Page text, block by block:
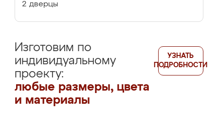
2 дверцы
Изготовим по
индивидуальному
проекту:
любые размеры, цвета
и материалы
УЗНАТЬ
ПОДРОБНОСТИ